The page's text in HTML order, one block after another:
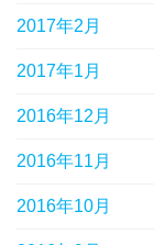
2017年2月
2017年1月
2016年12月
2016年11月
2016年10月